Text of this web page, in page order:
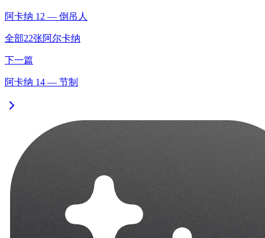
阿卡纳 12 — 倒吊人
全部22张阿尔卡纳
下一篇
阿卡纳 14 — 节制